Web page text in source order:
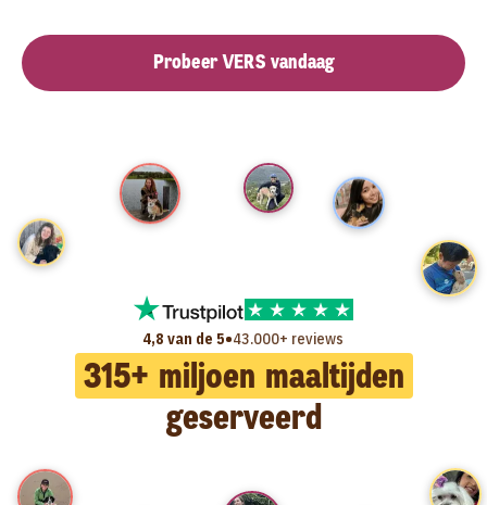
Probeer VERS vandaag
4,8 van de 5•43.000+ reviews
315+ miljoen maaltijden
geserveerd